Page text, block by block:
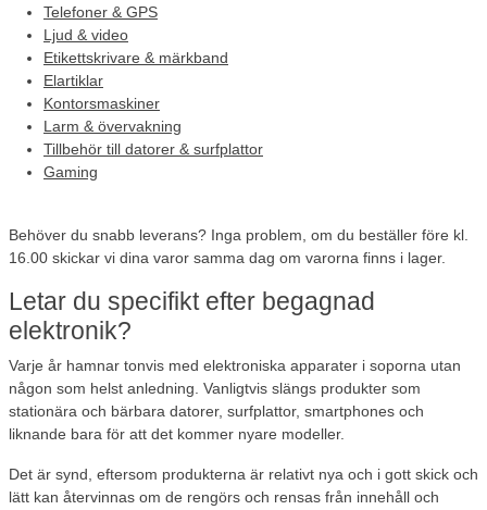
Telefoner & GPS
Ljud & video
Etikettskrivare & märkband
Elartiklar
Kontorsmaskiner
Larm & övervakning
Tillbehör till datorer & surfplattor
Gaming
Behöver du snabb leverans? Inga problem, om du beställer före kl.
16.00 skickar vi dina varor samma dag om varorna finns i lager.
Letar du specifikt efter begagnad
elektronik?
Varje år hamnar tonvis med elektroniska apparater i soporna utan
någon som helst anledning. Vanligtvis slängs produkter som
stationära och bärbara datorer, surfplattor, smartphones och
liknande bara för att det kommer nyare modeller.
Det är synd, eftersom produkterna är relativt nya och i gott skick och
lätt kan återvinnas om de rengörs och rensas från innehåll och